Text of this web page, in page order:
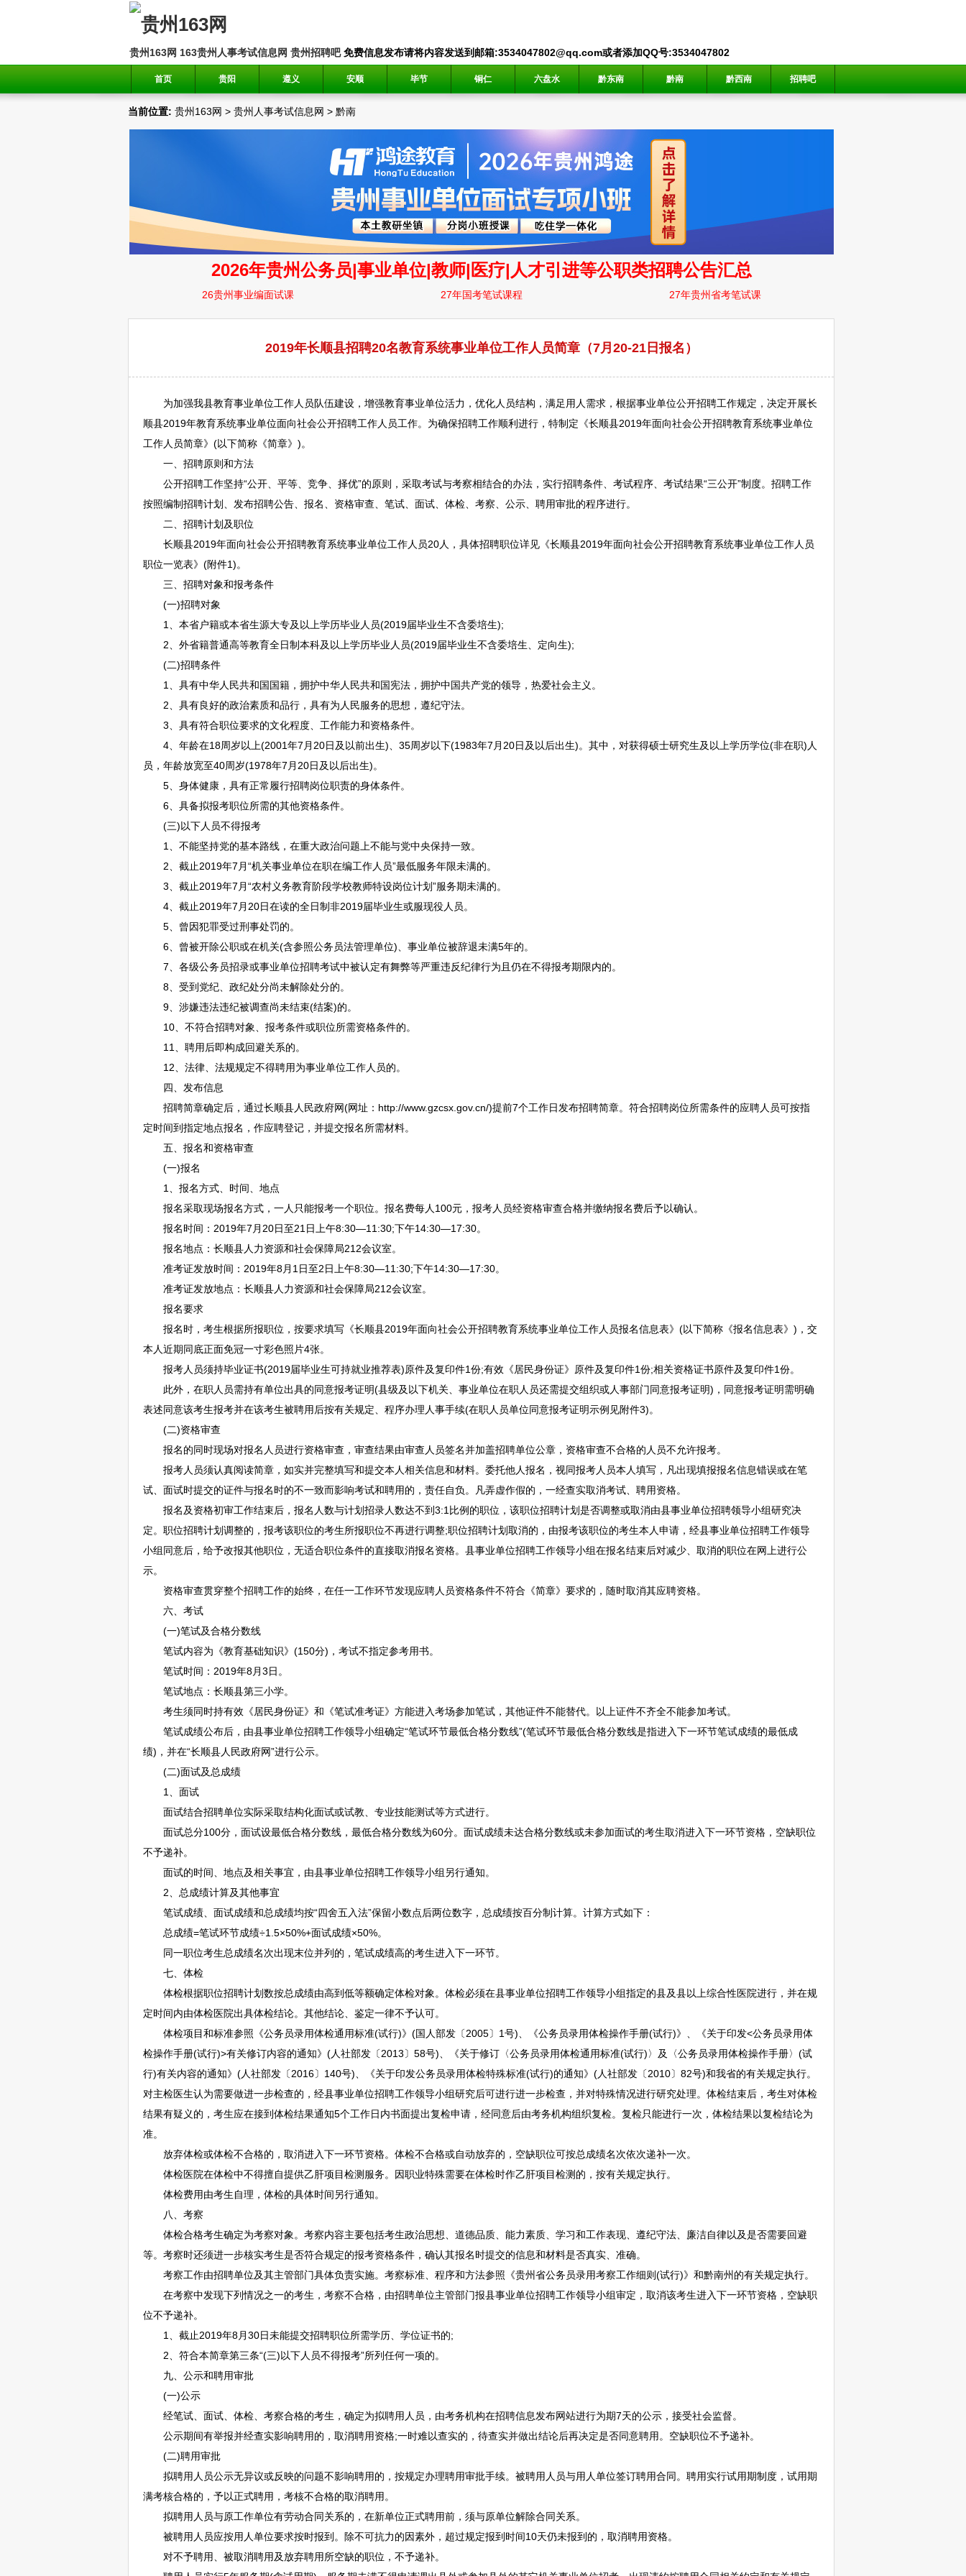
贵州163网 163贵州人事考试信息网 贵州招聘吧免费信息发布请将内容发送到邮箱:3534047802@qq.com或者添加QQ号:3534047802
首页 贵阳 遵义 安顺 毕节 铜仁 六盘水 黔东南 黔南 黔西南 招聘吧
当前位置: 贵州163网 > 贵州人事考试信息网 > 黔南
2019年长顺县招聘20名教育系统事业单位工作人员简章（7月20-21日报名）
为加强我县教育事业单位工作人员队伍建设，增强教育事业单位活力，优化人员结构，满足用人需求，根据事业单位公开招聘工作规定，决定开展长
顺县2019年教育系统事业单位面向社会公开招聘工作人员工作。为确保招聘工作顺利进行，特制定《长顺县2019年面向社会公开招聘教育系统事业单位
工作人员简章》(以下简称《简章》)。
一、 招聘原则和方法
公开招聘工作坚持“公开、平等、竞争、择优”的原则，采取考试与考察相结合的办法，实行招聘条件、考试程序、考试结果“三公开”制度。 招聘工作
按照编制招聘计划、发布招聘公告、报名、资格审查、笔试、面试、体检、考察、公示、聘用审批的程序进行。
二、 招聘计划及职位
长顺县2019年面向社会公开招聘教育系统事业单位工作人员20人，具体招聘职位详见《长顺县2019年面向社会公开招聘教育系统事业单位工作人员
职位一览表》(附件1)。
三、 招聘对象和报考条件
(一)招聘对象
1、本省户籍或本省生源大专及以上学历毕业人员(2019届毕业生不含委培生);
2、外省籍普通高等教育全日制本科及以上学历毕业人员(2019届毕业生不含委培生、定向生);
(二)招聘条件
1、具有中华人民共和国国籍，拥护中华人民共和国宪法，拥护中国共产党的领导，热爱社会主义。
2、具有良好的政治素质和品行，具有为人民服务的思想，遵纪守法。
3、具有符合职位要求的文化程度、工作能力和资格条件。
4、年龄在18周岁以上(2001年7月20日及以前出生)、35周岁以下(1983年7月20日及以后出生)。其中，对获得硕士研究生及以上学历学位(非在职)人
员，年龄放宽至40周岁(1978年7月20日及以后出生)。
5、身体健康，具有正常履行招聘岗位职责的身体条件。
6、具备拟报考职位所需的其他资格条件。
(三)以下人员不得报考
1、不能坚持党的基本路线，在重大政治问题上不能与党中央保持一致。
2、截止2019年7月“机关事业单位在职在编工作人员”最低服务年限未满的。
3、截止2019年7月“农村义务教育阶段学校教师特设岗位计划”服务期未满的。
4、截止2019年7月20日在读的全日制非2019届毕业生或服现役人员。
5、曾因犯罪受过刑事处罚的。
6、曾被开除公职或在机关(含参照公务员法管理单位)、 事业单位被辞退未满5年的。
7、各级公务员招录或事业单位招聘考试中被认定有舞弊等严重违反纪律行为且仍在不得报考期限内的。
8、受到党纪、政纪处分尚未解除处分的。
9、涉嫌违法违纪被调查尚未结束(结案)的。
10、不符合招聘对象、报考条件或职位所需资格条件的。
11、聘用后即构成回避关系的。
12、法律、法规规定不得聘用为事业单位工作人员的。
四、发布信息
招聘简章确定后，通过长顺县人民政府网(网址：http://www.gzcsx.gov.cn/)提前7个工作日发布招聘简章。符合招聘岗位所需条件的应聘人员可按指
定时间到指定地点报名，作应聘登记，并提交报名所需材料。
五、报名和资格审查
(一)报名
1、报名方式、时间、地点
报名采取现场报名方式，一人只能报考一个职位。报名费每人100元，报考人员经资格审查合格并缴纳报名费后予以确认。
报名时间：2019年7月20日至21日上午8:30—11:30;下午14:30—17:30。
报名地点： 长顺县人力资源和社会保障局212会议室。
准考证发放时间：2019年8月1日至2日上午8:30—11:30;下午14:30—17:30。
准考证发放地点： 长顺县人力资源和社会保障局212会议室。
报名要求
报名时，考生根据所报职位，按要求填写《长顺县2019年面向社会公开招聘教育系统事业单位工作人员报名信息表》(以下简称《报名信息表》)，交
本人近期同底正面免冠一寸彩色照片4张。
报考人员须持毕业证书(2019届毕业生可持就业推荐表)原件及复印件1份;有效《居民身份证》原件及复印件1份;相关资格证书原件及复印件1份。
此外，在职人员需持有单位出具的同意报考证明(县级及以下机关、 事业单位在职人员还需提交组织或人事部门同意报考证明)，同意报考证明需明确
表述同意该考生报考并在该考生被聘用后按有关规定、程序办理人事手续(在职人员单位同意报考证明示例见附件3)。
(二)资格审查
报名的同时现场对报名人员进行资格审查，审查结果由审查人员签名并加盖招聘单位公章，资格审查不合格的人员不允许报考。
报考人员须认真阅读简章，如实并完整填写和提交本人相关信息和材料。委托他人报名，视同报考人员本人填写，凡出现填报报名信息错误或在笔
试、面试时提交的证件与报名时的不一致而影响考试和聘用的，责任自负。凡弄虚作假的，一经查实取消考试、聘用资格。
报名及资格初审工作结束后，报名人数与计划招录人数达不到3:1比例的职位，该职位招聘计划是否调整或取消由县事业单位招聘领导小组研究决
定。职位招聘计划调整的，报考该职位的考生所报职位不再进行调整;职位招聘计划取消的，由报考该职位的考生本人申请，经县事业单位招聘工作领导
小组同意后，给予改报其他职位，无适合职位条件的直接取消报名资格。县事业单位招聘工作领导小组在报名结束后对减少、取消的职位在网上进行公
示。
资格审查贯穿整个招聘工作的始终，在任一工作环节发现应聘人员资格条件不符合《简章》要求的，随时取消其应聘资格。
六、考试
(一)笔试及合格分数线
笔试内容为《教育基础知识》(150分)，考试不指定参考用书。
笔试时间：2019年8月3日。
笔试地点： 长顺县第三小学。
考生须同时持有效《居民身份证》和《笔试准考证》方能进入考场参加笔试，其他证件不能替代。以上证件不齐全不能参加考试。
笔试成绩公布后，由县事业单位招聘工作领导小组确定“笔试环节最低合格分数线”(笔试环节最低合格分数线是指进入下一环节笔试成绩的最低成
绩)，并在“长顺县人民政府网”进行公示。
(二)面试及总成绩
1、面试
面试结合招聘单位实际采取结构化面试或试教、专业技能测试等方式进行。
面试总分100分，面试设最低合格分数线，最低合格分数线为60分。面试成绩未达合格分数线或未参加面试的考生取消进入下一环节资格，空缺职位
不予递补。
面试的时间、地点及相关事宜，由县事业单位招聘工作领导小组另行通知。
2、总成绩计算及其他事宜
笔试成绩、面试成绩和总成绩均按“四舍五入法”保留小数点后两位数字，总成绩按百分制计算。计算方式如下：
总成绩=笔试环节成绩÷1.5×50%+面试成绩×50%。
同一职位考生总成绩名次出现末位并列的，笔试成绩高的考生进入下一环节。
七、体检
体检根据职位招聘计划数按总成绩由高到低等额确定体检对象。体检必须在县事业单位招聘工作领导小组指定的县及县以上综合性医院进行，并在规
定时间内由体检医院出具体检结论。其他结论、鉴定一律不予认可。
体检项目和标准参照《公务员录用体检通用标准(试行)》(国人部发〔2005〕1号)、《公务员录用体检操作手册(试行)》、《关于印发<公务员录用体
检操作手册(试行)>有关修订内容的通知》(人社部发〔2013〕58号)、《关于修订〈公务员录用体检通用标准(试行)〉及〈公务员录用体检操作手册〉(试
行)有关内容的通知》(人社部发〔2016〕140号)、《关于印发公务员录用体检特殊标准(试行)的通知》(人社部发〔2010〕82号)和我省的有关规定执行。
对主检医生认为需要做进一步检查的，经县事业单位招聘工作领导小组研究后可进行进一步检查，并对特殊情况进行研究处理。体检结束后，考生对体检
结果有疑义的，考生应在接到体检结果通知5个工作日内书面提出复检申请，经同意后由考务机构组织复检。复检只能进行一次，体检结果以复检结论为
准。
放弃体检或体检不合格的，取消进入下一环节资格。体检不合格或自动放弃的，空缺职位可按总成绩名次依次递补一次。
体检医院在体检中不得擅自提供乙肝项目检测服务。因职业特殊需要在体检时作乙肝项目检测的，按有关规定执行。
体检费用由考生自理，体检的具体时间另行通知。
八、考察
体检合格考生确定为考察对象。考察内容主要包括考生政治思想、道德品质、能力素质、学习和工作表现、遵纪守法、廉洁自律以及是否需要回避
等。考察时还须进一步核实考生是否符合规定的报考资格条件，确认其报名时提交的信息和材料是否真实、准确。
考察工作由招聘单位及其主管部门具体负责实施。考察标准、程序和方法参照《贵州省公务员录用考察工作细则(试行)》和黔南州的有关规定执行。
在考察中发现下列情况之一的考生，考察不合格，由招聘单位主管部门报县事业单位招聘工作领导小组审定，取消该考生进入下一环节资格，空缺职
位不予递补。
1、截止2019年8月30日未能提交招聘职位所需学历、学位证书的;
2、符合本简章第三条“(三)以下人员不得报考”所列任何一项的。
九、公示和聘用审批
(一)公示
经笔试、面试、体检、考察合格的考生，确定为拟聘用人员，由考务机构在招聘信息发布网站进行为期7天的公示，接受社会监督。
公示期间有举报并经查实影响聘用的，取消聘用资格;一时难以查实的，待查实并做出结论后再决定是否同意聘用。空缺职位不予递补。
(二)聘用审批
拟聘用人员公示无异议或反映的问题不影响聘用的，按规定办理聘用审批手续。被聘用人员与用人单位签订聘用合同。聘用实行试用期制度，试用期
满考核合格的，予以正式聘用，考核不合格的取消聘用。
拟聘用人员与原工作单位有劳动合同关系的，在新单位正式聘用前，须与原单位解除合同关系。
被聘用人员应按用人单位要求按时报到。除不可抗力的因素外，超过规定报到时间10天仍未报到的，取消聘用资格。
对不予聘用、被取消聘用及放弃聘用所空缺的职位，不予递补。